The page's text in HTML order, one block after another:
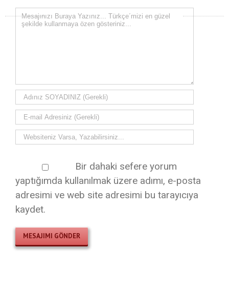
Comment
Bir dahaki sefere yorum
yaptığımda kullanılmak üzere adımı, e-posta
adresimi ve web site adresimi bu tarayıcıya
kaydet.